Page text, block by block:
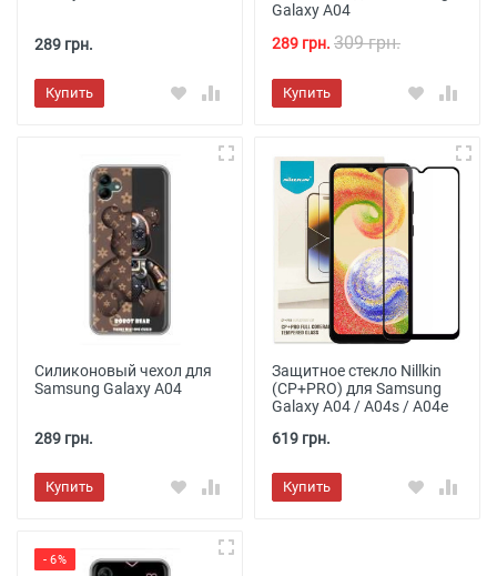
289 грн.
Купить
Galaxy A04
289 грн. 309 грн.
Купить
Силиконовый чехол для
Samsung Galaxy A04
289 грн.
Купить
Защитное стекло Nillkin
(CP+PRO) для Samsung
Galaxy A04 / A04s / A04e
619 грн.
Купить
- 6%